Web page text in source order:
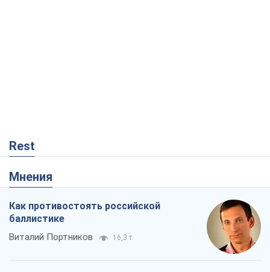
Rest
Мнения
Как противостоять российской
баллистике
Виталий Портников 16,3 т.